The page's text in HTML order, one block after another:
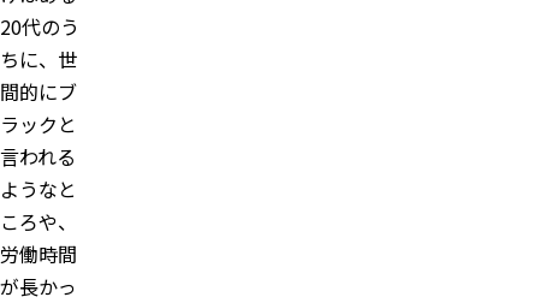
20代のう
ちに、世
間的にブ
ラックと
言われる
ようなと
ころや、
労働時間
が長かっ